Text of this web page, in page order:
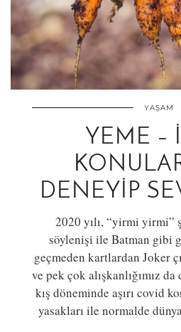
YAŞAM
YEME –
DENEYIP
2020 yılı, “yirmi yirmi”
söylenişi ile Batman gibi
geçmeden kartlardan Joker
ve pek çok alışkanlığımız
kış döneminde aşırı covid
yasakları ile normalde